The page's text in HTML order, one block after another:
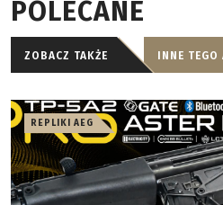
POLECANE
ZOBACZ TAKŻE INNE
REPLIKI AEG